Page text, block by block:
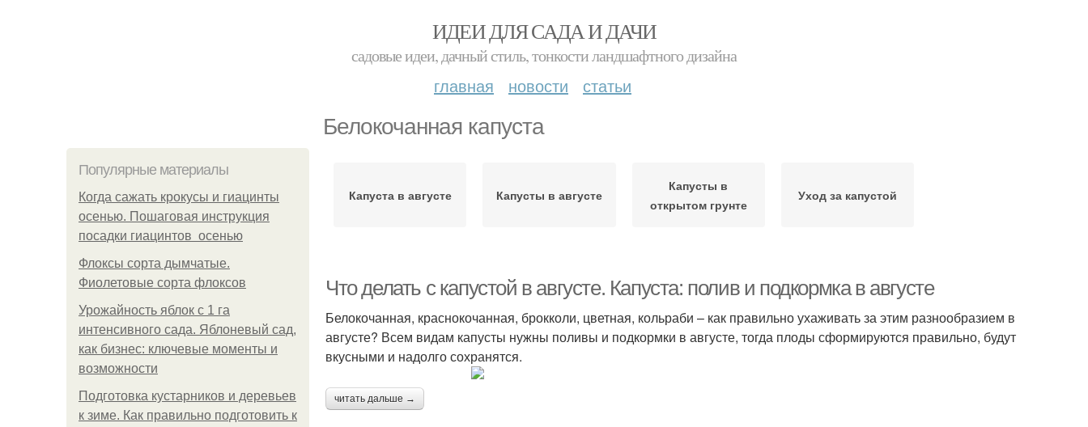
ИДЕИ ДЛЯ САДА И ДАЧИ
садовые идеи, дачный стиль, тонкости ландшафтного дизайна
главная новости статьи
Белокочанная капуста
Популярные материалы
Когда сажать крокусы и гиацинты
осенью. Пошаговая инструкция
посадки гиацинтов осенью
Флоксы сорта дымчатые.
Фиолетовые сорта флоксов
Урожайность яблок с 1 га
интенсивного сада. Яблоневый сад,
как бизнес: ключевые моменты и
возможности
Подготовка кустарников и деревьев
к зиме. Как правильно подготовить к
Капуста в августе Капусты в августе
Капусты в
открытом грунте
Уход за капустой
Что делать с капустой в августе. Капуста: полив и подкормка в августе
Белокочанная, краснокочанная, брокколи, цветная, кольраби – как правильно ухаживать за этим разнообразием в
августе? Всем видам капусты нужны поливы и подкормки в августе, тогда плоды сформируются правильно, будут
вкусными и надолго сохранятся.
читать дальше →